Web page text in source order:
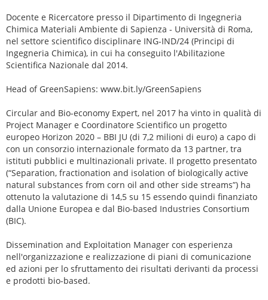
Docente e Ricercatore presso il Dipartimento di Ingegneria
Chimica Materiali Ambiente di Sapienza - Università di Roma,
nel settore scientifico disciplinare ING-IND/24 (Principi di
Ingegneria Chimica), in cui ha conseguito l'Abilitazione
Scientifica Nazionale dal 2014.
Head of GreenSapiens: www.bit.ly/GreenSapiens
Circular and Bio-economy Expert, nel 2017 ha vinto in qualità di
Project Manager e Coordinatore Scientifico un progetto
europeo Horizon 2020 – BBI JU (di 7,2 milioni di euro) a capo di
con un consorzio internazionale formato da 13 partner, tra
istituti pubblici e multinazionali private. Il progetto presentato
(“Separation, fractionation and isolation of biologically active
natural substances from corn oil and other side streams”) ha
ottenuto la valutazione di 14,5 su 15 essendo quindi finanziato
dalla Unione Europea e dal Bio-based Industries Consortium
(BIC).
Dissemination and Exploitation Manager con esperienza
nell'organizzazione e realizzazione di piani di comunicazione
ed azioni per lo sfruttamento dei risultati derivanti da processi
e prodotti bio-based.